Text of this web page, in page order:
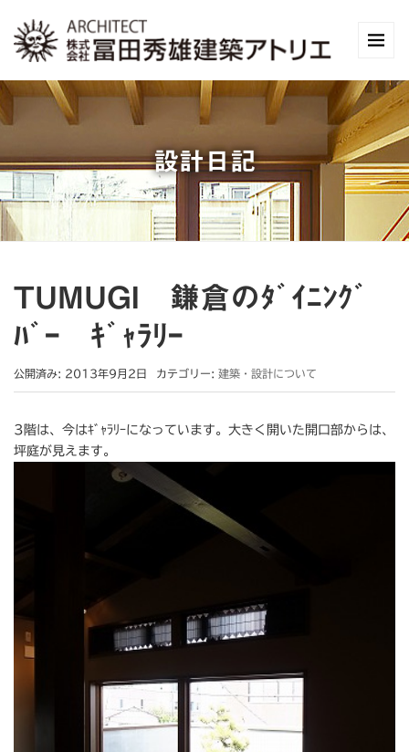
設計日記
TUMUGI 鎌倉のﾀﾞｲﾆﾝｸﾞ
ﾊﾞｰ ｷﾞｬﾗﾘｰ
公開済み: 2013年9月2日 カテゴリー: 建築・設計について
3階は、今はｷﾞｬﾗﾘｰになっています。大きく開いた開口部からは、
坪庭が見えます。